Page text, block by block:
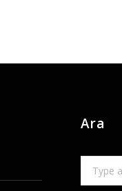
Ara
for: